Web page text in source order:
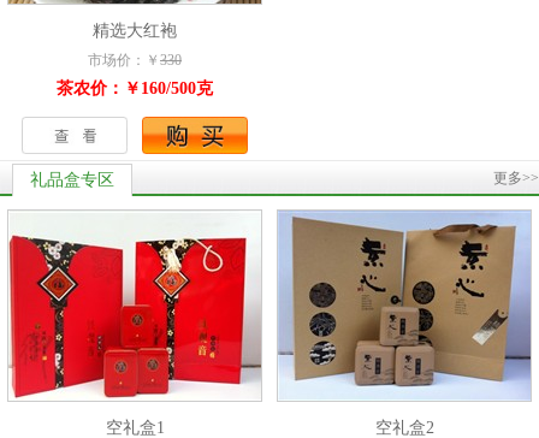
精选大红袍
市场价：￥ 330
茶农价：￥160/500克
礼品盒专区 更多>>
空礼盒1 空礼盒2